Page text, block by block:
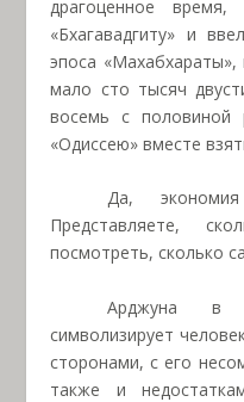
драгоценное время,
«Бхагавадгиту» и
эпоса
мало сто тысяч
восемь с половиной
«Одиссею» вместе
Да,
Представляете,
посмотреть, сколько
Арджуна в
символизирует
сторонами, с его
также и